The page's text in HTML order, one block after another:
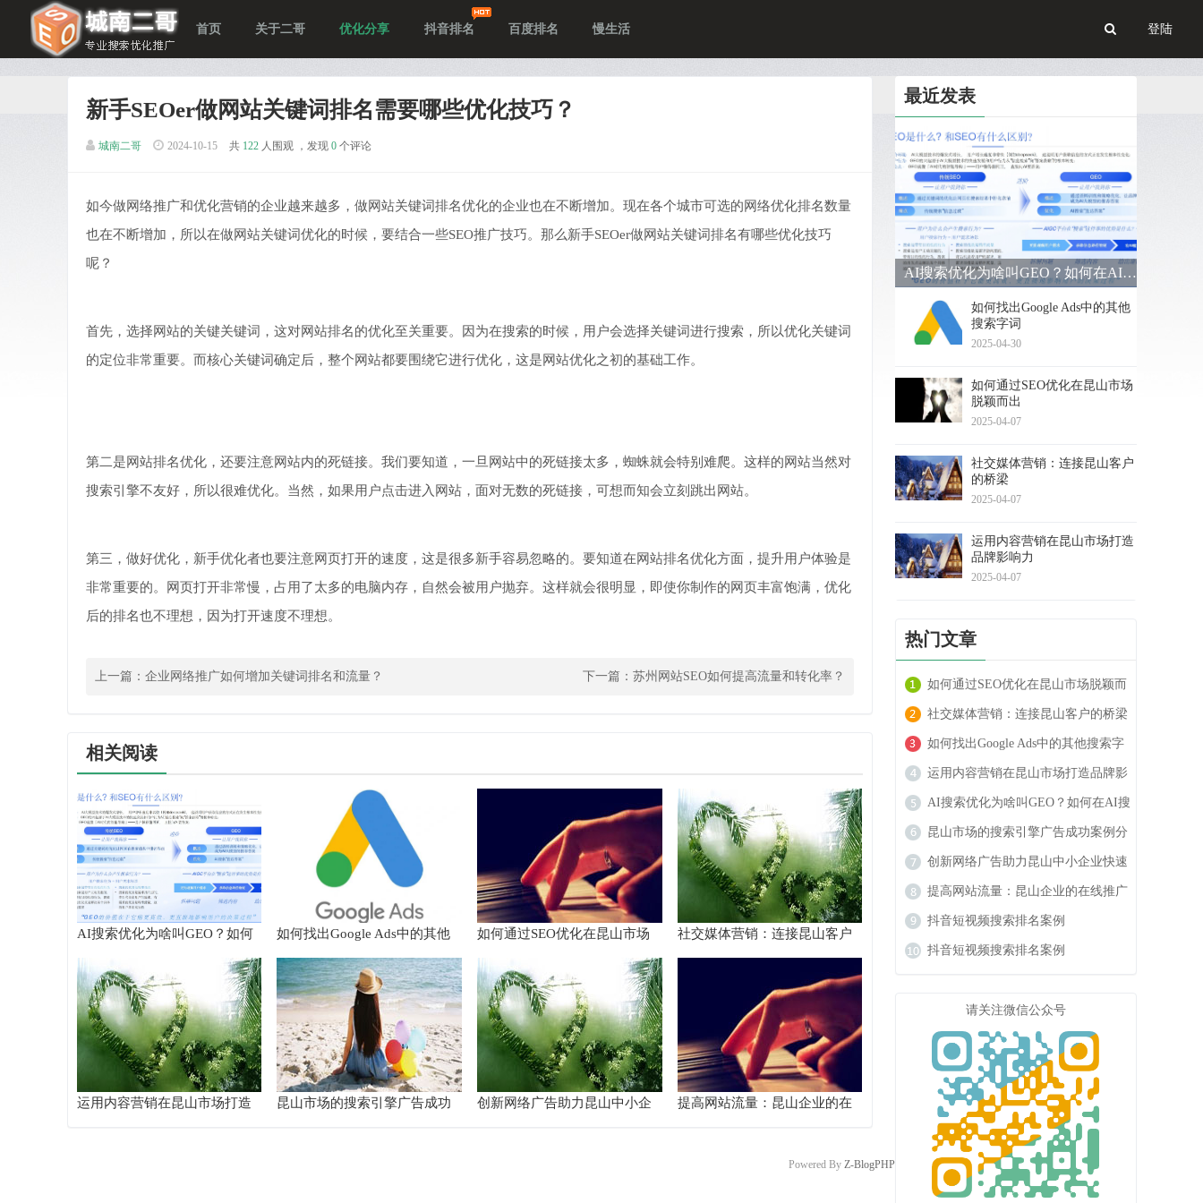
首页 关于二哥 优化分享 抖音排名 百度排名 慢生活 登陆
新手SEOer做网站关键词排名需要哪些优化技巧？
城南二哥 2024-10-15 共 122 人围观 ，发现 0 个评论
如今做网络推广和优化营销的企业越来越多，做网站关键词排名优化的企业也在不断增加。现在各个城市可选的网络优化排名数量
也在不断增加，所以在做网站关键词优化的时候，要结合一些SEO推广技巧。那么新手SEOer做网站关键词排名有哪些优化技巧
呢？
首先，选择网站的关键关键词，这对网站排名的优化至关重要。因为在搜索的时候，用户会选择关键词进行搜索，所以优化关键词
的定位非常重要。而核心关键词确定后，整个网站都要围绕它进行优化，这是网站优化之初的基础工作。
第二是网站排名优化，还要注意网站内的死链接。我们要知道，一旦网站中的死链接太多，蜘蛛就会特别难爬。这样的网站当然对
搜索引擎不友好，所以很难优化。当然，如果用户点击进入网站，面对无数的死链接，可想而知会立刻跳出网站。
第三，做好优化，新手优化者也要注意网页打开的速度，这是很多新手容易忽略的。要知道在网站排名优化方面，提升用户体验是
非常重要的。网页打开非常慢，占用了太多的电脑内存，自然会被用户抛弃。这样就会很明显，即使你制作的网页丰富饱满，优化
后的排名也不理想，因为打开速度不理想。
上一篇： 企业网络推广如何增加关键词排名和流量？ 下一篇： 苏州网站SEO如何提高流量和转化率？
相关阅读
AI搜索优化为啥叫GEO？如何
在AI搜索中获得排名？
如何找出Google Ads中的其他
搜索字词
如何通过SEO优化在昆山市场
脱颖而出
社交媒体营销：连接昆山客户
的桥梁
运用内容营销在昆山市场打造
昆山市场的搜索引擎广告成功
创新网络广告助力昆山中小企
提高网站流量：昆山企业的在
最近发表
AI搜索优化为啥叫GEO？如何在AI搜索中获得排名？
如何找出Google Ads中的其他
搜索字词
2025-04-30
如何通过SEO优化在昆山市场
脱颖而出
2025-04-07
社交媒体营销：连接昆山客户
的桥梁
2025-04-07
运用内容营销在昆山市场打造
品牌影响力
2025-04-07
热门文章
如何通过SEO优化在昆山市场脱颖而
出
社交媒体营销：连接昆山客户的桥梁
如何找出Google Ads中的其他搜索字
词
运用内容营销在昆山市场打造品牌影
响力
AI搜索优化为啥叫GEO？如何在AI搜
索中获得排名？
昆山市场的搜索引擎广告成功案例分
析
创新网络广告助力昆山中小企业快速
成长
提高网站流量：昆山企业的在线推广
秘籍
抖音短视频搜索排名案例
抖音短视频搜索排名案例
请关注微信公众号
Powered By Z-BlogPHP